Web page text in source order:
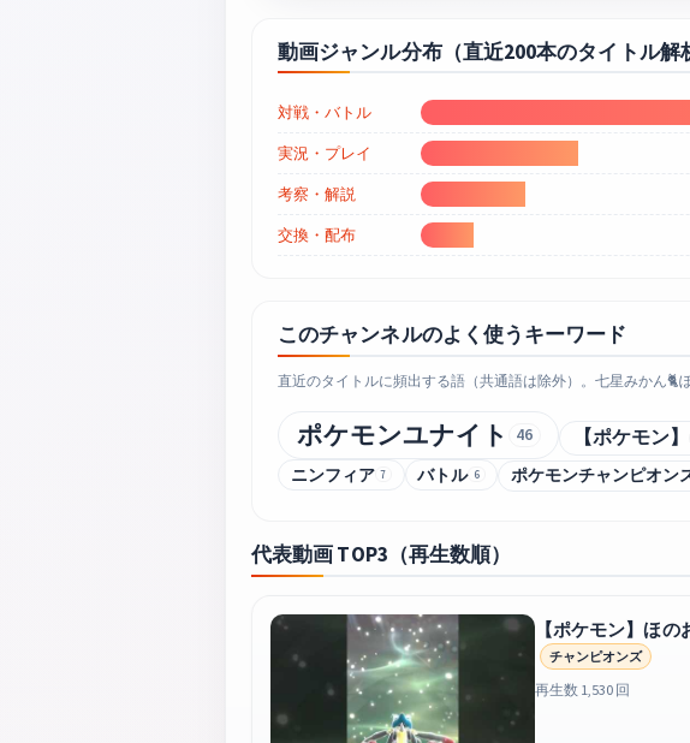
動画ジャンル分布（直近200本のタイトル解
対戦・バトル
実況・プレイ
考察・解説
交換・配布
このチャンネルのよく使うキーワード
直近のタイトルに頻出する語（共通語は除外）。七星みかん🐈
ポケモンユナイト 46 【ポケモン】
ニンフィア 7 バトル 6 ポケモンチャンピオン
代表動画 TOP3（再生数順）
【ポケモン】ほ
チャンピオンズ
再生数 1,530 回